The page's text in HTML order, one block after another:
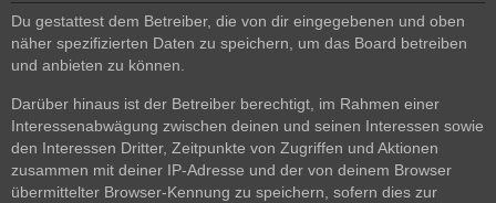
Du gestattest dem Betreiber, die von dir eingegebenen und oben
näher spezifizierten Daten zu speichern, um das Board betreiben
und anbieten zu können.
Darüber hinaus ist der Betreiber berechtigt, im Rahmen einer
Interessenabwägung zwischen deinen und seinen Interessen sowie
den Interessen Dritter, Zeitpunkte von Zugriffen und Aktionen
zusammen mit deiner IP-Adresse und der von deinem Browser
übermittelter Browser-Kennung zu speichern, sofern dies zur